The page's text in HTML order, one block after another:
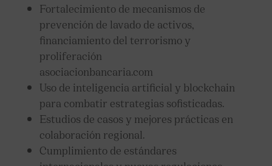
Fortalecimiento de mecanismos de
prevención de lavado de activos,
financiamiento del terrorismo y
proliferación
asociacionbancaria.com
Uso de inteligencia artificial y blockchain
para combatir estrategias sofisticadas.
Estudios de casos y mejores prácticas en
colaboración regional.
Cumplimiento de estándares